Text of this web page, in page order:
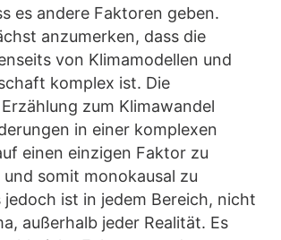
es andere Faktoren geben.
anzumerken, dass die
von Klimamodellen und
komplex ist. Die
zum Klimawandel
in einer komplexen
einen einzigen Faktor zu
somit monokausal zu
jedoch ist in jedem Bereich, nicht
außerhalb jeder Realität. Es